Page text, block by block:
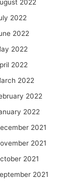
2022
2022
2022
2022
2022
2022
2022
2022
2021
2021
2021
2021